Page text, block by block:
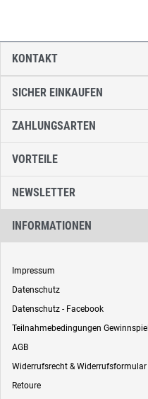
SICHER EINKAUFEN
ZAHLUNGSARTEN
VORTEILE
NEWSLETTER
INFORMATIONEN
Impressum
Datenschutz
Datenschutz - Facebook
Teilnahmebedingungen Gewinnspiel
AGB
Widerrufsrecht & Widerrufsformular
Retoure
KONTAKT